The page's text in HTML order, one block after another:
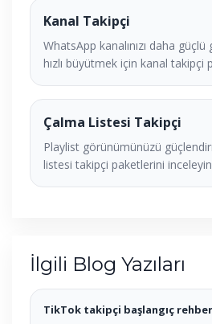
Kanal Takipçi
WhatsApp kanalınızı daha
hızlı büyütmek için kanal takipçi
Çalma Listesi Takipçi
Playlist görünümünüzü
listesi takipçi paketlerini
İlgili Blog Yazıları
TikTok takipçi başlangıç